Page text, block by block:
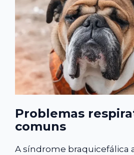
Problemas
comuns
A síndrome braquicefálica